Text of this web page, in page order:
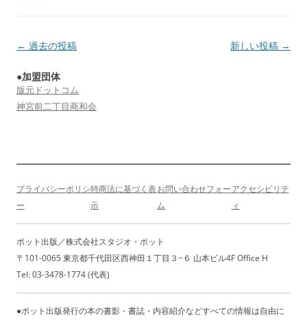
投
ナ
ビ
シ
← 過去の投稿 新しい投稿 →
●加盟団体
版元ドットコム
神宮前二丁目商和会
プライバシーポリシ
ー
特商法に基づく表
示
お問い合わせフォー
ム
アクセシビリテ
ィ
ポット出版／株式会社スタジオ・ポット
〒101-0065 東京都千代田区西神田１丁目３−６ 山本ビル4F Office H
Tel: 03-3478-1774 (代表)
●ポット出版発行の本の書影・書誌・内容紹介などすべての情報は自由に